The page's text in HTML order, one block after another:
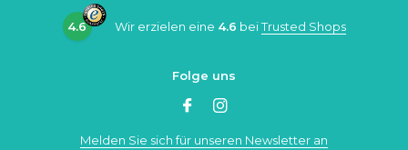
4.6 Wir erzielen eine 4.6 beiTrusted Shops
Folge uns
Melden Sie sich für unseren Newsletter an